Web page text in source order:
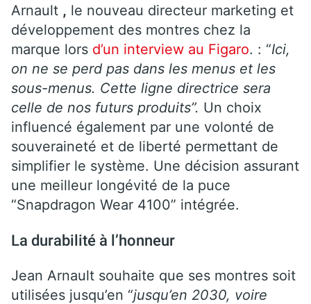
Arnault , le nouveau directeur marketing et
développement des montres chez la
marque lors d’un interview au Figaro. : “Ici,
on ne se perd pas dans les menus et les
sous-menus. Cette ligne directrice sera
celle de nos futurs produits”. Un choix
influencé également par une volonté de
souveraineté et de liberté permettant de
simplifier le système. Une décision assurant
une meilleur longévité de la puce
“Snapdragon Wear 4100” intégrée.
La durabilité à l’honneur
Jean Arnault souhaite que ses montres soit
utilisées jusqu’en “jusqu’en 2030, voire